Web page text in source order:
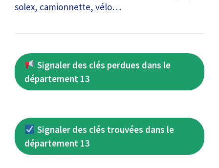
solex, camionnette, vélo…
Signaler des clés perdues dans le
département 13
Signaler des clés trouvées dans le
département 13